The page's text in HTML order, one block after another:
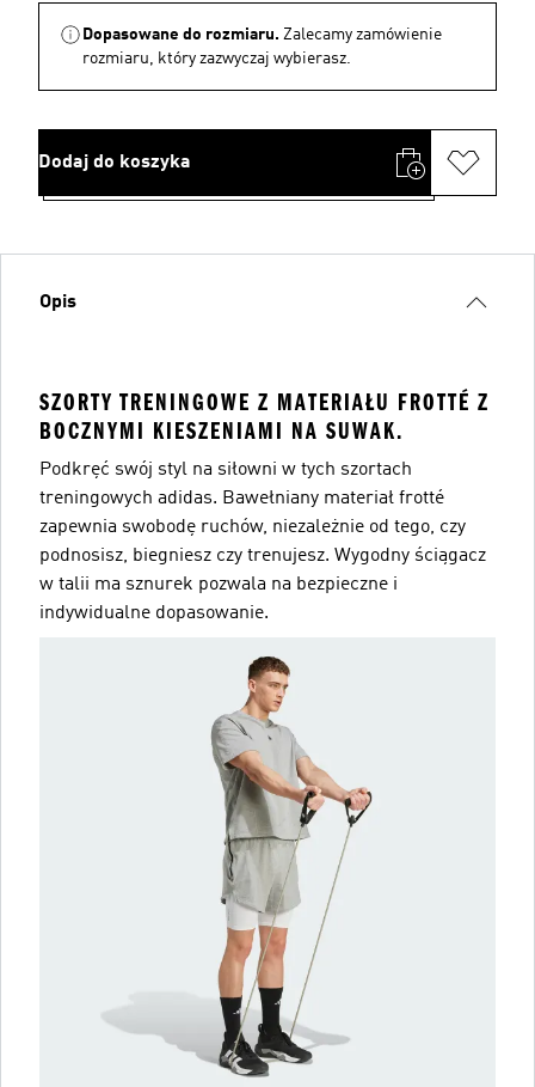
Dopasowane do rozmiaru. Zalecamy zamówienie
rozmiaru, który zazwyczaj wybierasz.
Dodaj do koszyka
Opis
SZORTY TRENINGOWE Z MATERIAŁU FROTTÉ Z
BOCZNYMI KIESZENIAMI NA SUWAK.
Podkręć swój styl na siłowni w tych szortach
treningowych adidas. Bawełniany materiał frotté
zapewnia swobodę ruchów, niezależnie od tego, czy
podnosisz, biegniesz czy trenujesz. Wygodny ściągacz
w talii ma sznurek pozwala na bezpieczne i
indywidualne dopasowanie.